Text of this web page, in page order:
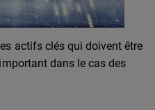
actifs clés qui doivent être
dans le cas des